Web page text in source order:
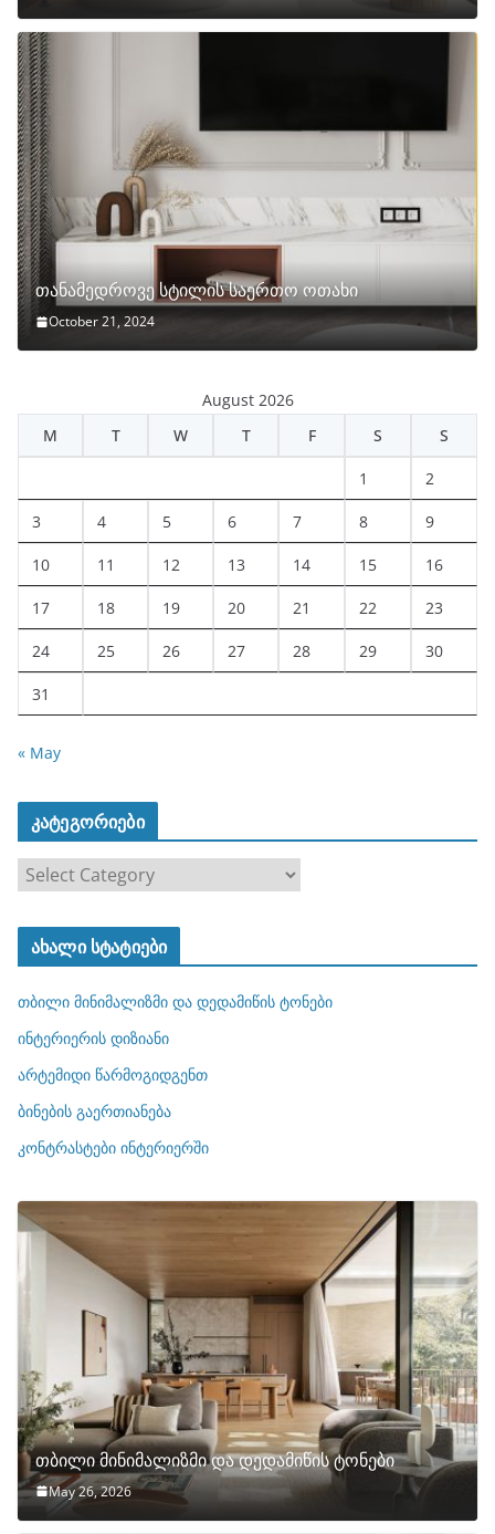
თანამედროვე სტილის საერთო ოთახი
October 21, 2024
August 2026
M
T W T F S S
1 2
3 4 5 6 7 8 9
10 11 12 13 14 15 16
17 18 19 20 21 22 23
24 25 26 27 28 29 30
31
« May
კატეგორიები
ტ
ო
რ
ბ
ი
ახალი სტატიები
თბილი მინიმალიზმი და დედამიწის ტონები
ინტერიერის დიზიანი
არტემიდი წარმოგიდგენთ
ბინების გაერთიანება
კონტრასტები ინტერიერში
თბილი მინიმალიზმი და დედამიწის ტონები
May 26, 2026